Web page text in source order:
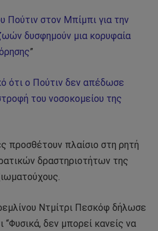
Πούτιν στον Μπίμπι για την
δυσφημούν μια κορυφαία
”
ότι ο Πούτιν δεν απέδωσε
του νοσοκομείου της
προσθέτουν πλαίσιο στη ρητή
δραστηριοτήτων της
Ντμίτρι Πεσκόφ δήλωσε
δεν μπορεί κανείς να